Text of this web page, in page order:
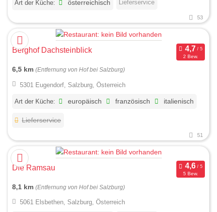
Art der Küche: österreichisch Lieferservice
53
Berghof Dachsteinblick
2 Bew.
6,5 km (Entfernung von Hof bei Salzburg)
5301 Eugendorf, Salzburg, Österreich
Art der Küche: europäisch französisch italienisch
Lieferservice
51
Die Ramsau
5 Bew.
8,1 km (Entfernung von Hof bei Salzburg)
5061 Elsbethen, Salzburg, Österreich